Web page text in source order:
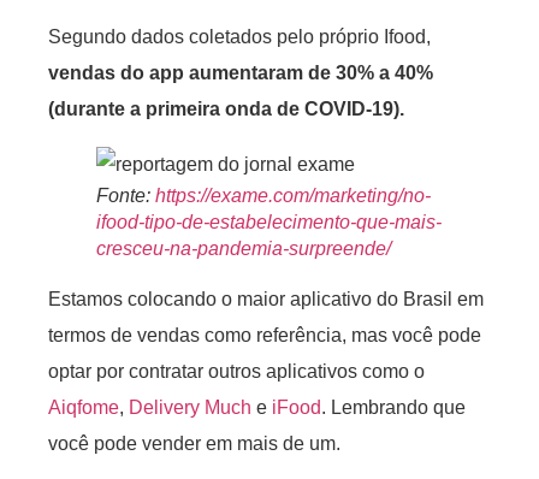
Segundo dados coletados pelo próprio Ifood,
vendas do app aumentaram de 30% a 40%
(durante a primeira onda de COVID-19).
Fonte: https://exame.com/marketing/no-
ifood-tipo-de-estabelecimento-que-mais-
cresceu-na-pandemia-surpreende/
Estamos colocando o maior aplicativo do Brasil em
termos de vendas como referência, mas você pode
optar por contratar outros aplicativos como o
Aiqfome, Delivery Much e iFood. Lembrando que
você pode vender em mais de um.